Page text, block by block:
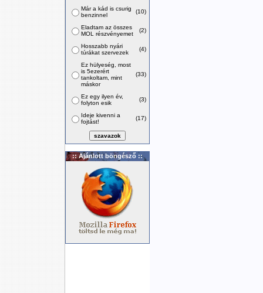
Már a kád is csurig
benzinnel
(10)
Eladtam az összes
MOL részvényemet
(2)
Hosszabb nyári
túrákat szervezek
(4)
Ez hülyeség, most
is 5ezerért
tankoltam, mint
máskor
(33)
Ez egy ilyen év,
folyton esik
(3)
Ideje kivenni a
fojtást!
(17)
:: Ajánlott böngésző ::